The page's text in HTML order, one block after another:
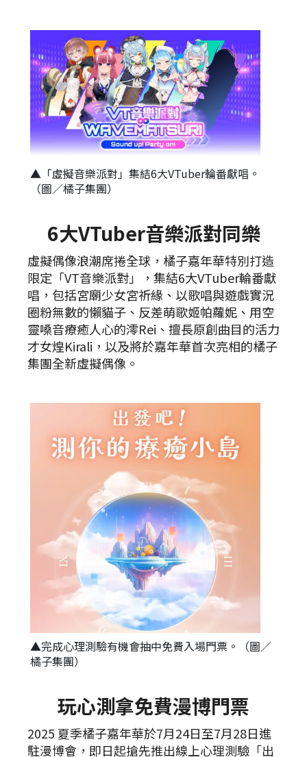
6大VTuber音樂派對同樂
虛擬偶像浪潮席捲全球，橘子嘉年華特別打造
限定「VT音樂派對」，集結6大VTuber輪番獻
唱，包括宮廟少女宮祈緣、以歌唱與遊戲實況
圈粉無數的懶貓子、反差萌歌姬帕蘿妮、用空
靈嗓音療癒人心的澪Rei、擅長原創曲目的活力
才女煌Kirali，以及將於嘉年華首次亮相的橘子
集團全新虛擬偶像。
▲「虛擬音樂派對」集結6大VTuber輪番獻唱。
（圖／橘子集團）
玩心測拿免費漫博門票
2025 夏季橘子嘉年華於7月24日至7月28日進
駐漫博會，即日起搶先推出線上心理測驗「出
▲完成心理測驗有機會抽中免費入場門票。（圖／
橘子集團）